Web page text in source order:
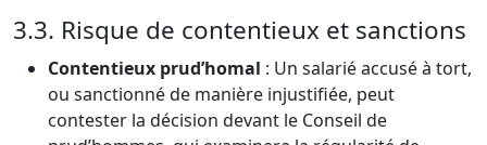
3.3. Risque de contentieux et sanctions
Contentieux prud’homal : Un salarié accusé à tort,
ou sanctionné de manière injustifiée, peut
contester la décision devant le Conseil de